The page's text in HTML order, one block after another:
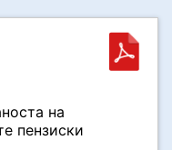
на
пензиски